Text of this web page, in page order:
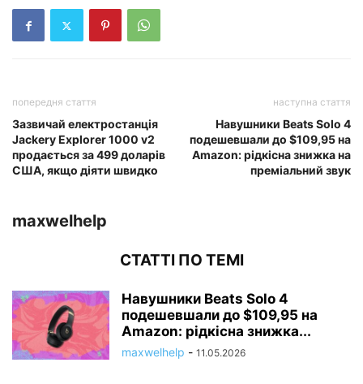
попередня стаття
Зазвичай електростанція
Jackery Explorer 1000 v2
продається за 499 доларів
США, якщо діяти швидко
наступна стаття
Навушники Beats Solo 4
подешевшали до $109,95 на
Amazon: рідкісна знижка на
преміальний звук
maxwelhelp
СТАТТІ ПО ТЕМІ
Навушники Beats Solo 4
подешевшали до $109,95 на
Amazon: рідкісна знижка...
maxwelhelp - 11.05.2026